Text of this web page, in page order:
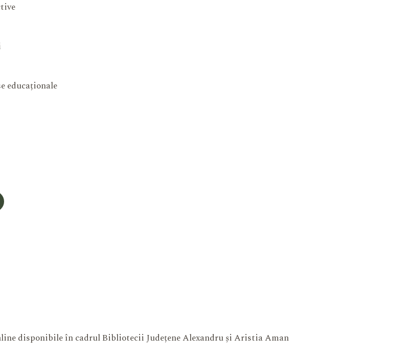
educaționale
disponibile în cadrul Bibliotecii Județene Alexandru și Aristia Aman